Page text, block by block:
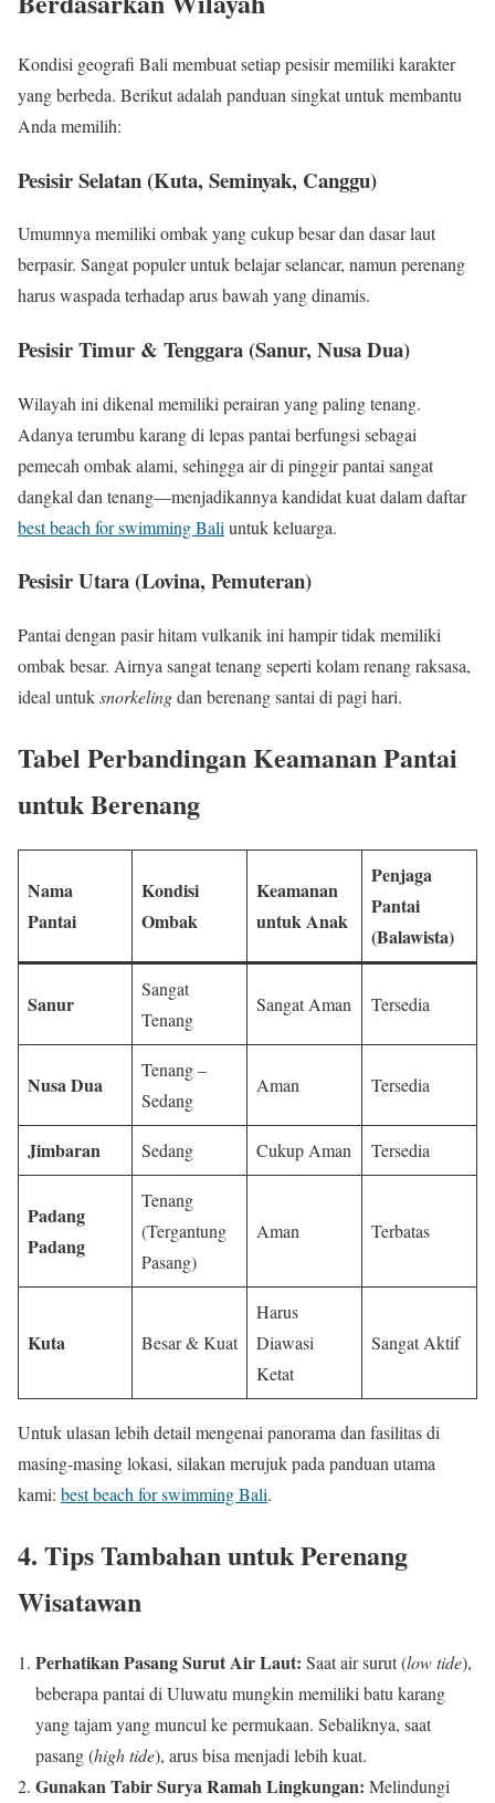
Kondisi geografi Bali membuat setiap pesisir memiliki karakter
yang berbeda. Berikut adalah panduan singkat untuk membantu
Anda memilih:
Pesisir Selatan (Kuta, Seminyak, Canggu)
Umumnya memiliki ombak yang cukup besar dan dasar laut
berpasir. Sangat populer untuk belajar selancar, namun perenang
harus waspada terhadap arus bawah yang dinamis.
Pesisir Timur & Tenggara (Sanur, Nusa Dua)
Wilayah ini dikenal memiliki perairan yang paling tenang.
Adanya terumbu karang di lepas pantai berfungsi sebagai
pemecah ombak alami, sehingga air di pinggir pantai sangat
dangkal dan tenang—menjadikannya kandidat kuat dalam daftar
best beach for swimming Bali untuk keluarga.
Pesisir Utara (Lovina, Pemuteran)
Pantai dengan pasir hitam vulkanik ini hampir tidak memiliki
ombak besar. Airnya sangat tenang seperti kolam renang raksasa,
ideal untuksnorkelingdan berenang santai di pagi hari.
Tabel Perbandingan Keamanan Pantai
untuk Berenang
Nama
Pantai
Kondisi
Ombak
Keamanan
untuk Anak
Penjaga
Pantai
(Balawista)
Sanur
Sangat
Tenang
Sangat Aman Tersedia
Nusa Dua
Tenang –
Sedang
Aman Tersedia
Jimbaran Sedang Cukup Aman Tersedia
Padang
Padang
Tenang
(Tergantung
Pasang)
Aman Terbatas
Kuta Besar & Kuat
Harus
Diawasi
Ketat
Sangat Aktif
Untuk ulasan lebih detail mengenai panorama dan fasilitas di
masing-masing lokasi, silakan merujuk pada panduan utama
kami: best beach for swimming Bali.
4. Tips Tambahan untuk Perenang
Wisatawan
Perhatikan Pasang Surut Air Laut: Saat air surut (low tide),
beberapa pantai di Uluwatu mungkin memiliki batu karang
yang tajam yang muncul ke permukaan. Sebaliknya, saat
pasang (high tide), arus bisa menjadi lebih kuat.
Gunakan Tabir Surya Ramah Lingkungan: Melindungi